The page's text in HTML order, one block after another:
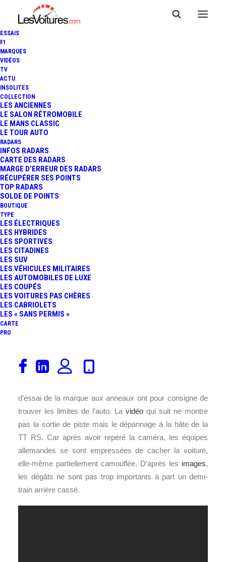
ESSAIS
F1
MARQUES
VIDÉOS
TV
ACTU
INSOLITES
COLLECTION
LES ANCIENNES
LE SALON RÉTROMOBILE
LE MANS CLASSIC
LE TOUR AUTO
RADARS
INFOS RADARS
CARTE DES RADARS
MARGE D’ERREUR DES RADARS
RÉCUPÉRER SES POINTS
TOP RADARS
SOLDE DE POINTS
BOUTIQUE
TYPE
LES ÉLECTRIQUES
LES HYBRIDES
LES SPORTIVES
LES CITADINES
LES SUV
LES VÉHICULES MILITAIRES
LES AUTOMOBILES DE LUXE
LES COUPÉS
LES VOITURES PAS CHÈRES
LES CABRIOLETS
LES « SANS PERMIS »
CARTE
PRO
AUDI TT RS : UN PROTOTYPE
SE SORT AU NÜRBURGRING
1 Minute
En plein développement de la future
semaine, un prototype du coupé est venu taper le rail sur
d’essai de la marque aux anneaux ont pour consigne de
trouver les limites de l’auto. La vidéo qui suit ne montre
pas la sortie de piste mais le dépannage à la hâte de la
TT RS. Car après avoir repéré la caméra, les équipes
allemandes se sont empressées de cacher la voiture,
elle-même partiellement camouflée. D’après les images,
les dégâts ne sont pas trop importants à part un demi-
train arrière cassé.